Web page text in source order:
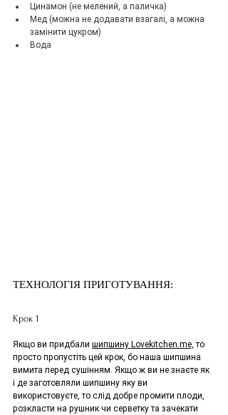
Цинамон (не мелений, а паличка)
Мед (можна не додавати взагалі, а можна
замінити цукром)
Вода
ТЕХНОЛОГІЯ ПРИГОТУВАННЯ:
Крок 1
Якщо ви придбали шипшину Lovekitchen.me, то
просто пропустіть цей крок, бо наша шипшина
вимита перед сушінням. Якщо ж ви не знаєте як
і де заготовляли шипшину яку ви
використовуєте, то слід добре промити плоди,
розкласти на рушник чи серветку та зачекати